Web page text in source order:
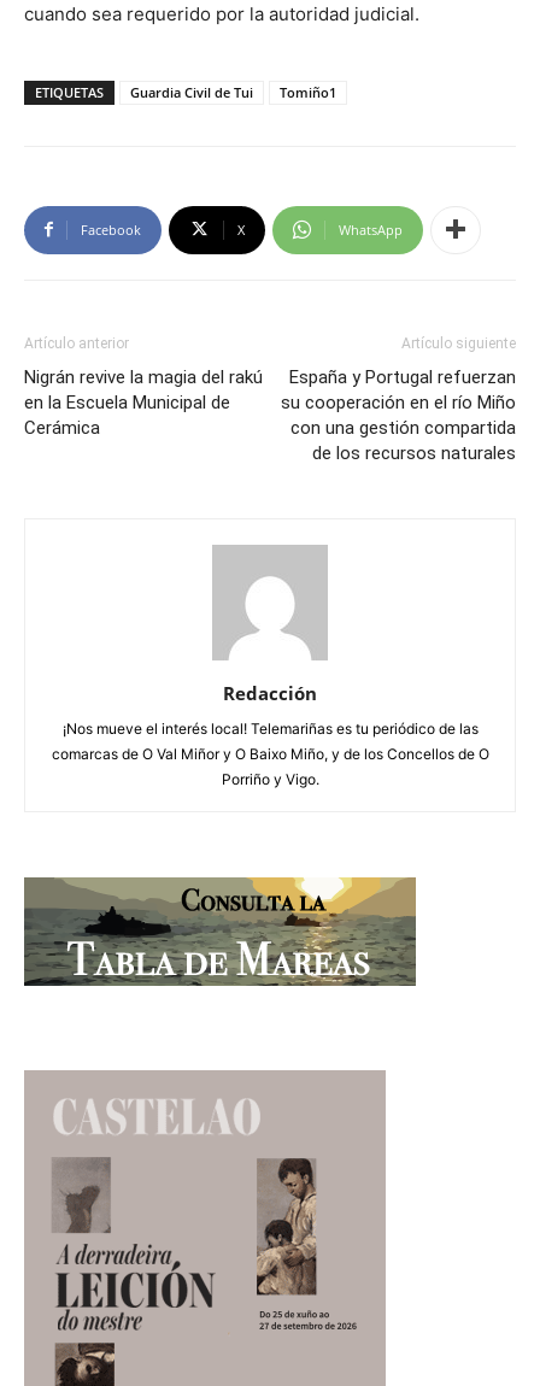
cuando sea requerido por la autoridad judicial.
ETIQUETAS Guardia Civil de Tui Tomiño1
Facebook X WhatsApp
Artículo anterior
Nigrán revive la magia del rakú
en la Escuela Municipal de
Cerámica
Artículo siguiente
España y Portugal refuerzan
su cooperación en el río Miño
con una gestión compartida
de los recursos naturales
Redacción
¡Nos mueve el interés local! Telemariñas es tu periódico de las
comarcas de O Val Miñor y O Baixo Miño, y de los Concellos de O
Porriño y Vigo.